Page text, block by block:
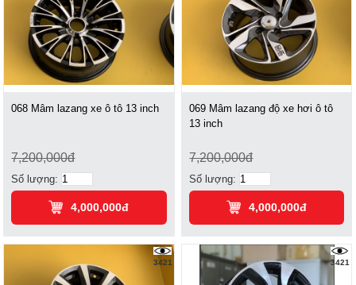
068 Mâm lazang xe ô tô 13 inch
7,200,000đ
Số lượng:
4,000,000đ
069 Mâm lazang độ xe hơi ô tô
13 inch
7,200,000đ
Số lượng:
4,000,000đ
3421 3421